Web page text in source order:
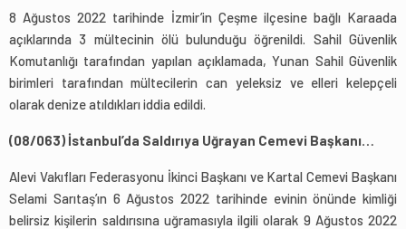
8 Ağustos 2022 tarihinde İzmir’in Çeşme ilçesine bağlı Karaada
açıklarında 3 mültecinin ölü bulunduğu öğrenildi. Sahil Güvenlik
Komutanlığı tarafından yapılan açıklamada, Yunan Sahil Güvenlik
birimleri tarafından mültecilerin can yeleksiz ve elleri kelepçeli
olarak denize atıldıkları iddia edildi.
(08/063) İstanbul’da Saldırıya Uğrayan Cemevi Başkanı…
Alevi Vakıfları Federasyonu İkinci Başkanı ve Kartal Cemevi Başkanı
Selami Sarıtaş’ın 6 Ağustos 2022 tarihinde evinin önünde kimliği
belirsiz kişilerin saldırısına uğramasıyla ilgili olarak 9 Ağustos 2022